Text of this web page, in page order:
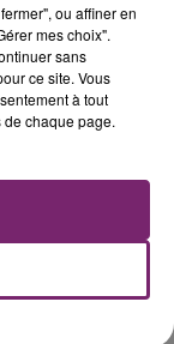
éphémère
Août 2026
ou affiner en
mes choix".
sans
ce site. Vous
à tout
chaque page.